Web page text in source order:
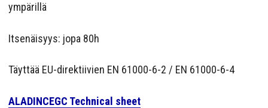
ympärillä
Itsenäisyys: jopa 80h
Täyttää EU-direktiivien EN 61000-6-2 / EN 61000-6-4
ALADINCEGC Technical sheet